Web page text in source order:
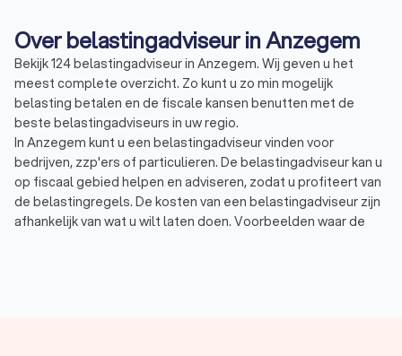
Over belastingadviseur in Anzegem
Bekijk 124 belastingadviseur in Anzegem. Wij geven u het
meest complete overzicht. Zo kunt u zo min mogelijk
belasting betalen en de fiscale kansen benutten met de
beste belastingadviseurs in uw regio.
In Anzegem kunt u een belastingadviseur vinden voor
bedrijven, zzp'ers of particulieren. De belastingadviseur kan u
op fiscaal gebied helpen en adviseren, zodat u profiteert van
de belastingregels. De kosten van een belastingadviseur zijn
afhankelijk van wat u wilt laten doen. Voorbeelden waar de